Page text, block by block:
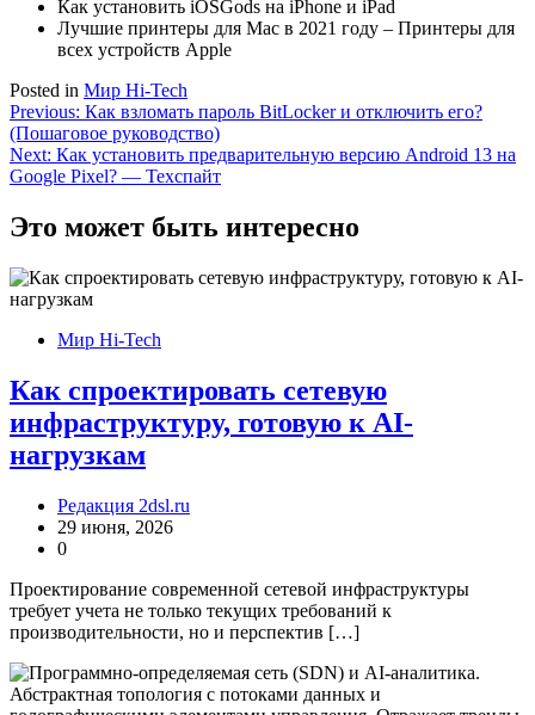
Как установить iOSGods на iPhone и iPad
Лучшие принтеры для Mac в 2021 году – Принтеры для
всех устройств Apple
Posted in Мир Hi-Tech
Навигация
по
записям
Previous: Как взломать пароль BitLocker и отключить его?
(Пошаговое руководство)
Next: Как установить предварительную версию Android 13 на
Google Pixel? — Техспайт
Это может быть интересно
Мир Hi-Tech
Как спроектировать сетевую
инфраструктуру, готовую к AI-
нагрузкам
Редакция 2dsl.ru
29 июня, 2026
0
Проектирование современной сетевой инфраструктуры
требует учета не только текущих требований к
производительности, но и перспектив […]